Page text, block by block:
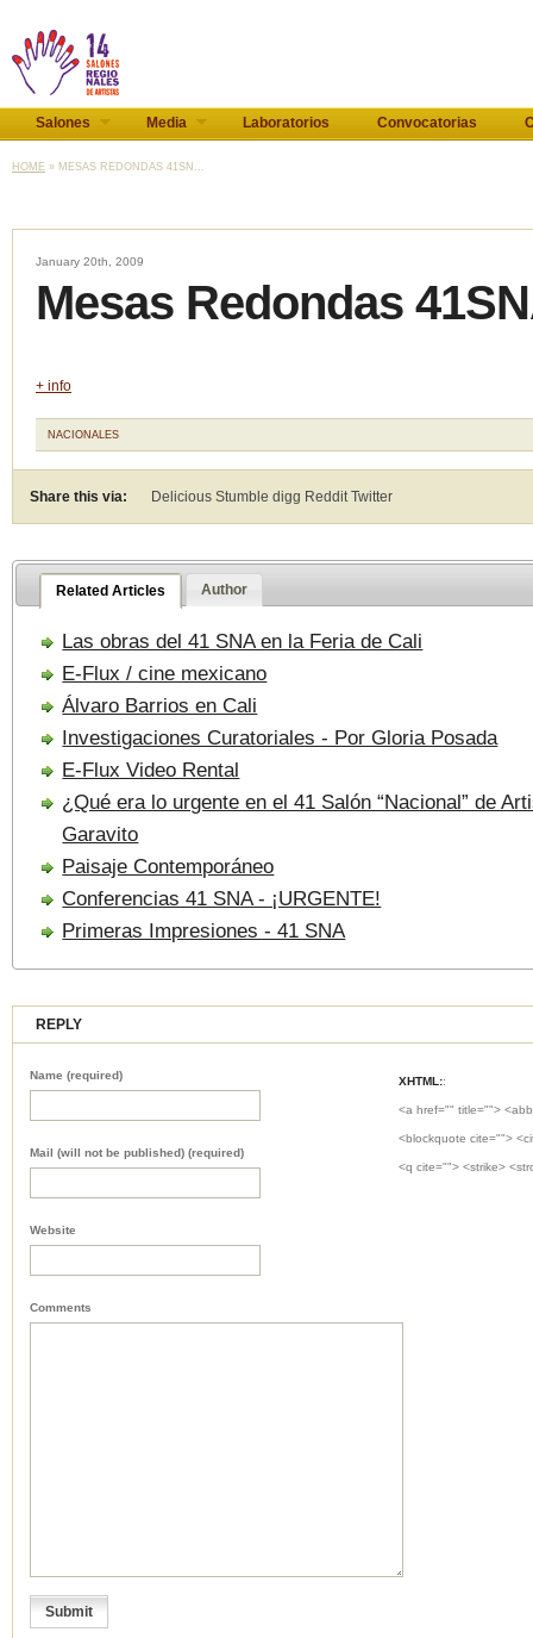
Salones Media Laboratorios Convocatorias
HOME » MESAS REDONDAS 41SN...
January 20th, 2009
Mesas Redondas
+ info
NACIONALES
Share this via: Delicious Stumble digg RedditTwitter
Related Articles Author
Las obras del 41 SNA en la Feria de Cali
E-Flux / cine mexicano
Álvaro Barrios en Cali
Investigaciones Curatoriales - Por Gloria Posada
E-Flux Video Rental
¿Qué era lo urgente en el 41 Salón “Nacional” de
Garavito
Paisaje Contemporáneo
Conferencias 41 SNA - ¡URGENTE!
Primeras Impresiones - 41 SNA
REPLY
XHTML::
<a href="" title="">
<blockquote cite="">
<q cite=""> <strike>
Name (required)
Mail (will not be published) (required)
Website
Comments